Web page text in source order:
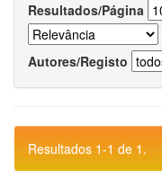
Resultados/Página
Autores/Registo
Resultados 1-1 de 1.